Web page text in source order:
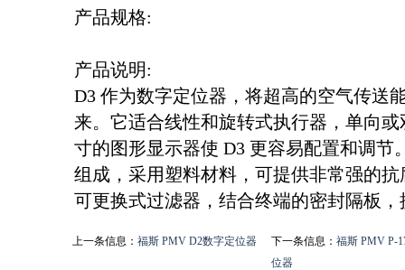
产品规格:
产品说明:
D3 作为数字定位器，将超高的空气传送
来。它适合线性和旋转式执行器，单向
寸的图形显示器使 D3 更容易配置和调节
组成，采用塑料材料，可提供非常强的
可更换式过滤器，结合终端的密封隔板
上一条信息： 福斯 PMV D2数字定位器 下一条信息： 福斯 PMV P-
位器